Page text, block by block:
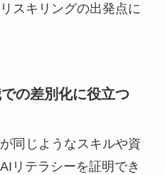
スキリングの出発点に
の差別化に役立つ
同じようなスキルや資
リテラシーを証明でき